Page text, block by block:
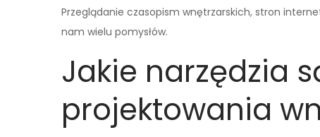
Przeglądanie czasopism wnętrzarskich, stron
nam wielu pomysłów.
Jakie narzędzia
projektowania